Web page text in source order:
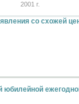
2001 г.
со схожей
юбилейной